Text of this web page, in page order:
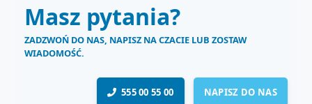
Masz pytania?
ZADZWOŃ DO NAS, NAPISZ NA CZACIE LUB ZOSTAW
WIADOMOŚĆ.
555 00 55 00 NAPISZ DO NAS